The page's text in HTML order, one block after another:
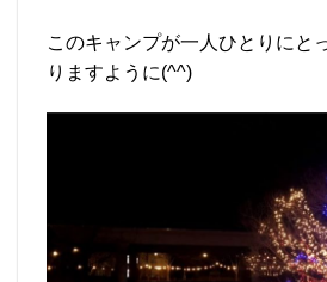
このキャンプが一人ひとりにと
りますように(^^)